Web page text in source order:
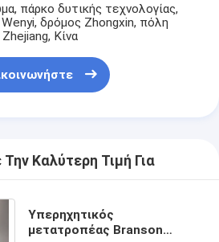
πάρκο δυτικής τεχνολογίας,
δρόμος Zhongxin, πόλη
Κίνα
Καλύτερη Τιμή Για
Υπερηχητικός
μετατροπέας Branson